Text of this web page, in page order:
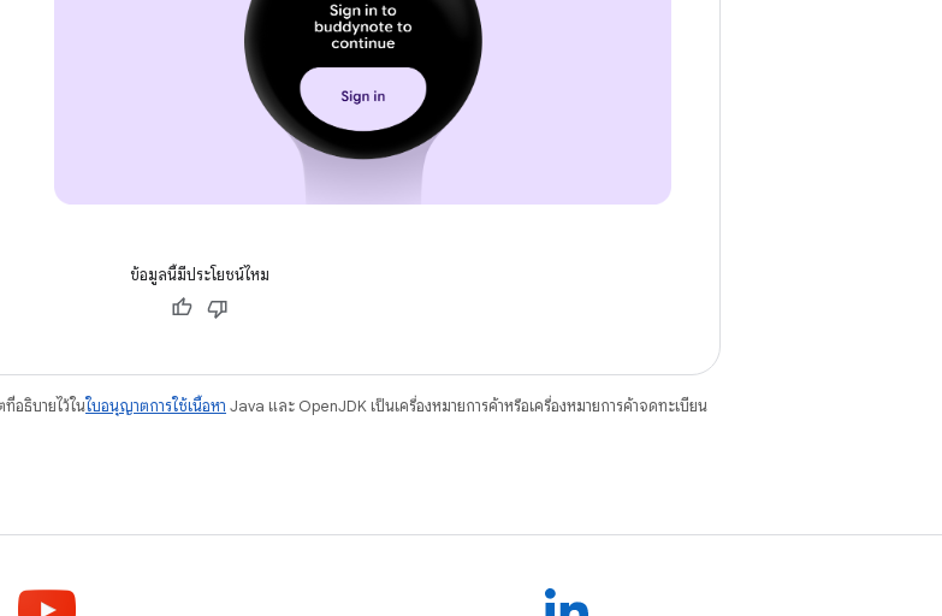
ข้อมูลนี้มีประโยชน์ไหม
อธิบายไว้ในใบอนุญาตการใช้เนื้อหา Java และ OpenJDK เป็นเครื่องหมายการค้าหรือเครื่องหมายการค้าจดทะเบียน